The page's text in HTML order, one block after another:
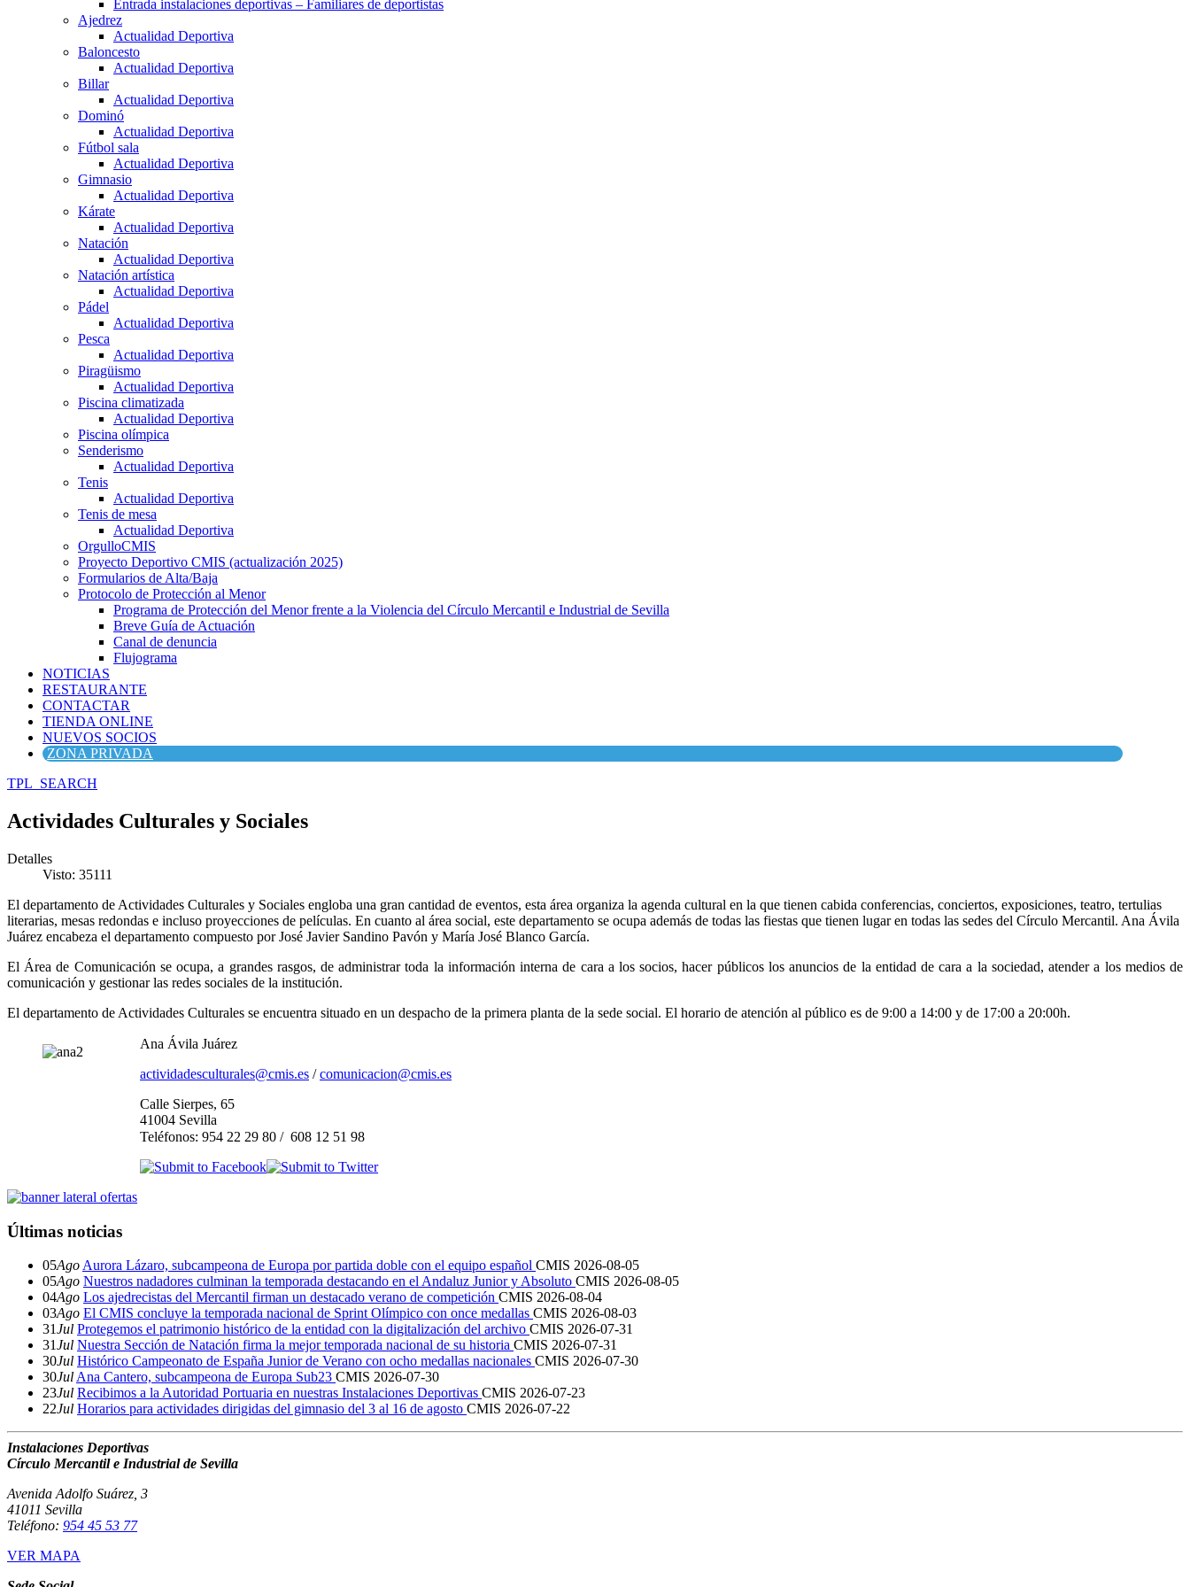
Entrada instalaciones deportivas – Familiares de deportistas
Ajedrez
Actualidad Deportiva
Baloncesto
Actualidad Deportiva
Billar
Actualidad Deportiva
Dominó
Actualidad Deportiva
Fútbol sala
Actualidad Deportiva
Gimnasio
Actualidad Deportiva
Kárate
Actualidad Deportiva
Natación
Actualidad Deportiva
Natación artística
Actualidad Deportiva
Pádel
Actualidad Deportiva
Pesca
Actualidad Deportiva
Piragüismo
Actualidad Deportiva
Piscina climatizada
Actualidad Deportiva
Piscina olímpica
Senderismo
Actualidad Deportiva
Tenis
Actualidad Deportiva
Tenis de mesa
Actualidad Deportiva
OrgulloCMIS
Proyecto Deportivo CMIS (actualización 2025)
Formularios de Alta/Baja
Protocolo de Protección al Menor
Programa de Protección del Menor frente a la Violencia del Círculo Mercantil e Industrial de Sevilla
Breve Guía de Actuación
Canal de denuncia
Flujograma
NOTICIAS
RESTAURANTE
CONTACTAR
TIENDA ONLINE
NUEVOS SOCIOS
ZONA PRIVADA
TPL_SEARCH
Actividades Culturales y Sociales
Detalles
Visto: 35111
El departamento de Actividades Culturales y Sociales engloba una gran cantidad de eventos, esta área organiza la agenda cultural en la que tienen cabida conferencias, conciertos, exposiciones, teatro, tertulias
literarias, mesas redondas e incluso proyecciones de películas. En cuanto al área social, este departamento se ocupa además de todas las fiestas que tienen lugar en todas las sedes del Círculo Mercantil. Ana Ávila
Juárez encabeza el departamento compuesto por José Javier Sandino Pavón y María José Blanco García.
El Área de Comunicación se ocupa, a grandes rasgos, de administrar toda la información interna de cara a los socios, hacer públicos los anuncios de la entidad de cara a la sociedad, atender a los medios de
comunicación y gestionar las redes sociales de la institución.
El departamento de Actividades Culturales se encuentra situado en un despacho de la primera planta de la sede social. El horario de atención al público es de 9:00 a 14:00 y de 17:00 a 20:00h.
Ana Ávila Juárez
actividadesculturales@cmis.es /comunicacion@cmis.es
Calle Sierpes, 65
41004 Sevilla
Teléfonos: 954 22 29 80 / 608 12 51 98
Últimas noticias
05Ago Aurora Lázaro, subcampeona de Europa por partida doble con el equipo español CMIS 2026-08-05
05Ago Nuestros nadadores culminan la temporada destacando en el Andaluz Junior y Absoluto CMIS 2026-08-05
04Ago Los ajedrecistas del Mercantil firman un destacado verano de competición CMIS 2026-08-04
03Ago El CMIS concluye la temporada nacional de Sprint Olímpico con once medallas CMIS 2026-08-03
31Jul Protegemos el patrimonio histórico de la entidad con la digitalización del archivo CMIS 2026-07-31
31Jul Nuestra Sección de Natación firma la mejor temporada nacional de su historia CMIS 2026-07-31
30Jul Histórico Campeonato de España Junior de Verano con ocho medallas nacionales CMIS 2026-07-30
30Jul Ana Cantero, subcampeona de Europa Sub23 CMIS 2026-07-30
23Jul Recibimos a la Autoridad Portuaria en nuestras Instalaciones Deportivas CMIS 2026-07-23
22Jul Horarios para actividades dirigidas del gimnasio del 3 al 16 de agosto CMIS 2026-07-22
Instalaciones Deportivas
Círculo Mercantil e Industrial de Sevilla
Avenida Adolfo Suárez, 3
41011 Sevilla
Teléfono: 954 45 53 77
VER MAPA